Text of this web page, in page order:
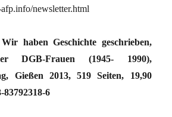
newsletter.html
haben Geschichte geschrieben,
DGB-Frauen (1945- 1990),
Gießen 2013, 519 Seiten, 19,90
6